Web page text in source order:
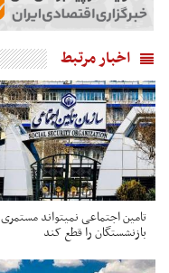
اخبار مرتبط
تامین اجتماعی نمیتواند مستمری
بازنشستگان را قطع کند